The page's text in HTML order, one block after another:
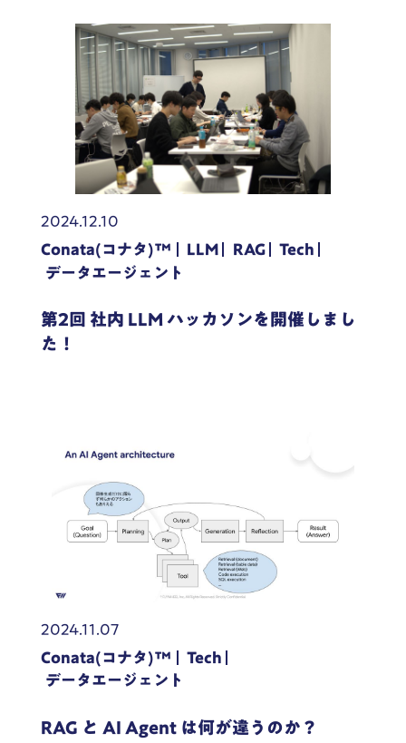
2024.12.10
Conata(コナタ)™
LLM RAG
Tech
データエージェント
第2回 社内 LLM ハッカソンを開催しまし
た！
2024.11.07
Conata(コナタ)™
Tech
データエージェント
RAG と AI Agent は何が違うのか？